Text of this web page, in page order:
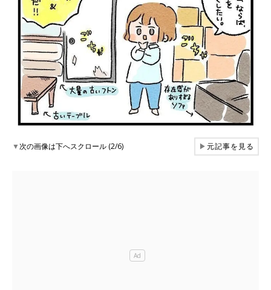
▼次の画像は下へスクロール (2/6) ▶元記事を見る